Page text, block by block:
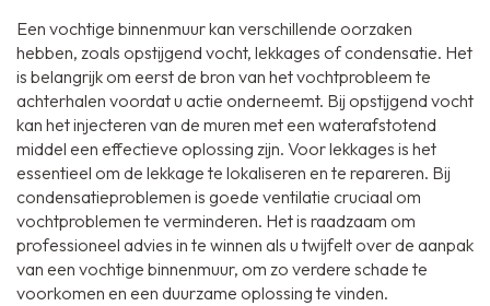
Een vochtige binnenmuur kan verschillende oorzaken
hebben, zoals opstijgend vocht, lekkages of condensatie. Het
is belangrijk om eerst de bron van het vochtprobleem te
achterhalen voordat u actie onderneemt. Bij opstijgend vocht
kan het injecteren van de muren met een waterafstotend
middel een effectieve oplossing zijn. Voor lekkages is het
essentieel om de lekkage te lokaliseren en te repareren. Bij
condensatieproblemen is goede ventilatie cruciaal om
vochtproblemen te verminderen. Het is raadzaam om
professioneel advies in te winnen als u twijfelt over de aanpak
van een vochtige binnenmuur, om zo verdere schade te
voorkomen en een duurzame oplossing te vinden.